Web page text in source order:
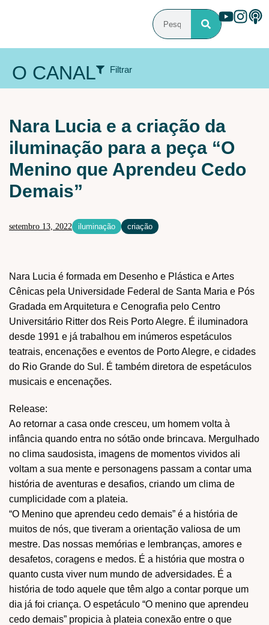
O CANAL Filtrar
Audiovisual Cenografia
Iluminação
Iluminação Arquitetural
Maquiagem e caracterização
Sonoplastia
Criação Debate Especial
Férias
Nara Lucia e a criação da
iluminação para a peça “O
Menino que Aprendeu Cedo
Demais”
setembro 13, 2022 iluminação criação
Nara Lucia é formada em Desenho e Plástica e Artes
Cênicas pela Universidade Federal de Santa Maria e Pós
Gradada em Arquitetura e Cenografia pelo Centro
Universitário Ritter dos Reis Porto Alegre. É iluminadora
desde 1991 e já trabalhou em inúmeros espetáculos
teatrais, encenações e eventos de Porto Alegre, e cidades
do Rio Grande do Sul. É também diretora de espetáculos
musicais e encenações.
Release:
Ao retornar a casa onde cresceu, um homem volta à
infância quando entra no sótão onde brincava. Mergulhado
no clima saudosista, imagens de momentos vividos ali
voltam a sua mente e personagens passam a contar uma
história de aventuras e desafios, criando um clima de
cumplicidade com a plateia.
“O Menino que aprendeu cedo demais” é a história de
muitos de nós, que tiveram a orientação valiosa de um
mestre. Das nossas memórias e lembranças, amores e
desafetos, coragens e medos. É a história que mostra o
quanto custa viver num mundo de adversidades. É a
história de todo aquele que têm algo a contar porque um
dia já foi criança. O espetáculo “O menino que aprendeu
cedo demais” propicia à plateia conexão entre o que